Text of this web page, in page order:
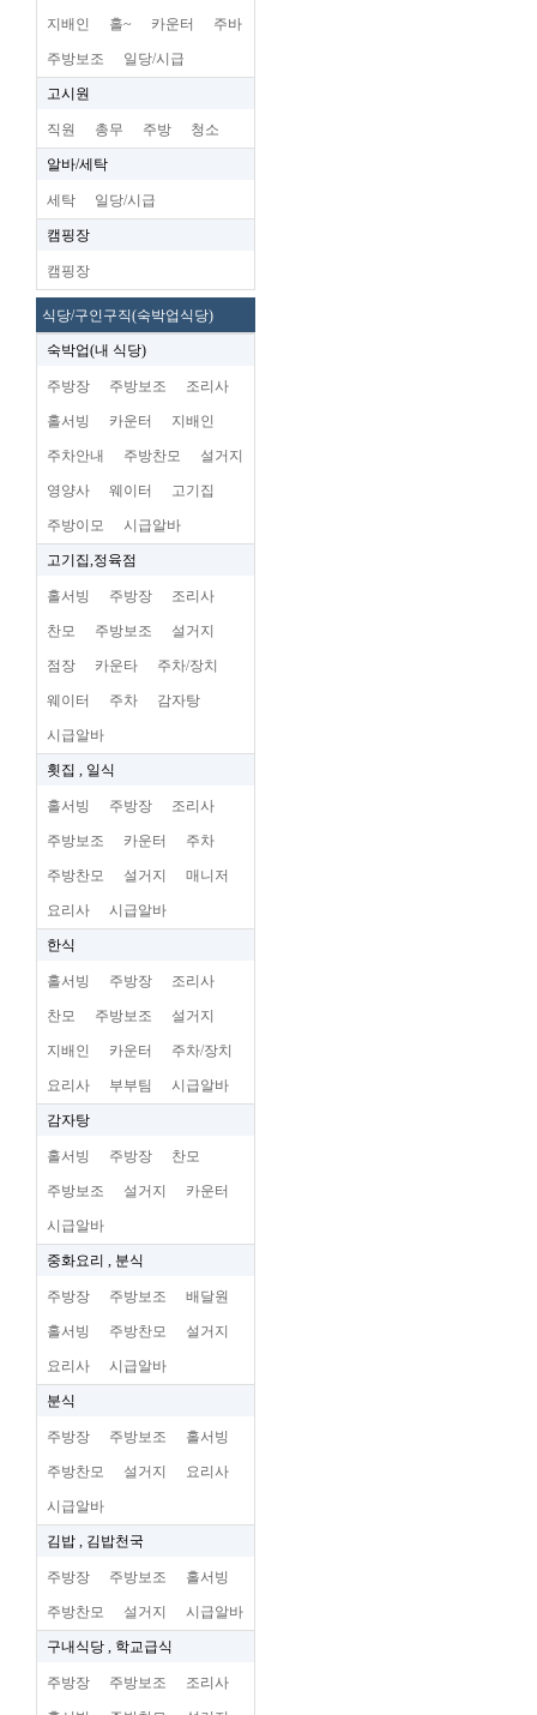
지배인 홀~ 카운터 주바
주방보조 일당/시급
고시원
직원 총무 주방 청소
알바/세탁
세탁 일당/시급
캠핑장
캠핑장
식당/구인구직(숙박업식당)
숙박업(내 식당)
주방장 주방보조 조리사
홀서빙 카운터 지배인
주차안내 주방찬모 설거지
영양사 웨이터 고기집
주방이모 시급알바
고기집,정육점
홀서빙 주방장 조리사
찬모 주방보조 설거지
점장 카운타 주차/장치
웨이터 주차 감자탕
시급알바
횟집 , 일식
홀서빙 주방장 조리사
주방보조 카운터 주차
주방찬모 설거지 매니저
요리사 시급알바
한식
홀서빙 주방장 조리사
찬모 주방보조 설거지
지배인 카운터 주차/장치
요리사 부부팀 시급알바
감자탕
홀서빙 주방장 찬모
주방보조 설거지 카운터
시급알바
중화요리 , 분식
주방장 주방보조 배달원
홀서빙 주방찬모 설거지
요리사 시급알바
분식
주방장 주방보조 홀서빙
주방찬모 설거지 요리사
시급알바
김밥 , 김밥천국
주방장 주방보조 홀서빙
주방찬모 설거지 시급알바
구내식당 , 학교급식
주방장 주방보조 조리사